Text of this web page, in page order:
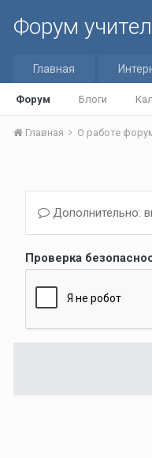
Форум
Главная
Форум Блоги
Главная О работе
Дополнительно:
Проверка